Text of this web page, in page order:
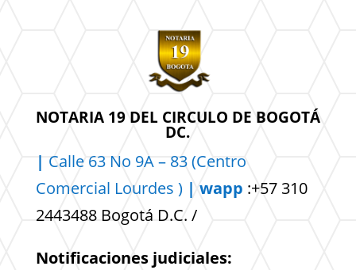
NOTARIA 19 DEL CIRCULO DE BOGOTÁ
DC.
| Calle 63 No 9A – 83 (Centro
Comercial Lourdes ) | wapp :+57 310
2443488 Bogotá D.C. /
Notificaciones judiciales: